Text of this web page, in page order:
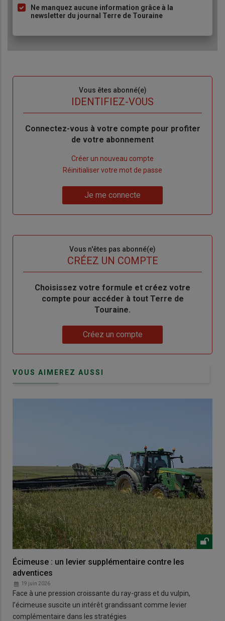
Ne manquez aucune information grâce à la
newsletter du journal Terre de Touraine
Vous êtes abonné(e)
IDENTIFIEZ-VOUS
Body
Connectez-vous à votre compte pour profiter
de votre abonnement
Créer un nouveau compte
de
Réinitialiser votre mot de passe
me
Je me connecte
Vous n'êtes pas abonné(e)
CRÉEZ UN COMPTE
BodyChoisissez votre formule et créez votre
compte pour accéder à tout Terre de
Touraine.
Créez un compte
VOUS AIMEREZ AUSSI
Écimeuse : un levier supplémentaire contre les
adventices
19 juin 2026
Face à une pression croissante du ray-grass et du vulpin,
l’écimeuse suscite un intérêt grandissant comme levier
complémentaire dans les stratégies